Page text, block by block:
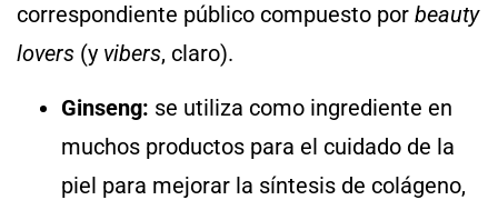
correspondiente público compuesto por beauty
lovers (y vibers, claro).
Ginseng: se utiliza como ingrediente en
muchos productos para el cuidado de la
piel para mejorar la síntesis de colágeno,